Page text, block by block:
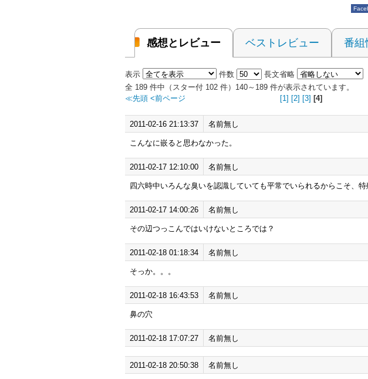
感想とレビュー ベストレビュー 番組
表示 件数
長文省略
全 189 件中（スター付 102 件）140～189 件が表示されています。
≪先頭 <前ページ [1] [2] [3] [4]
2011-02-16 21:13:37 名前無し
こんなに嵌ると思わなかった。
2011-02-17 12:10:00 名前無し
四六時中いろんな臭いを認識していても平常でいられるからこそ、特
2011-02-17 14:00:26 名前無し
その辺つっこんではいけないところでは？
2011-02-18 01:18:34 名前無し
そっか。。。
2011-02-18 16:43:53 名前無し
鼻の穴
2011-02-18 17:07:27 名前無し
2011-02-18 20:50:38 名前無し